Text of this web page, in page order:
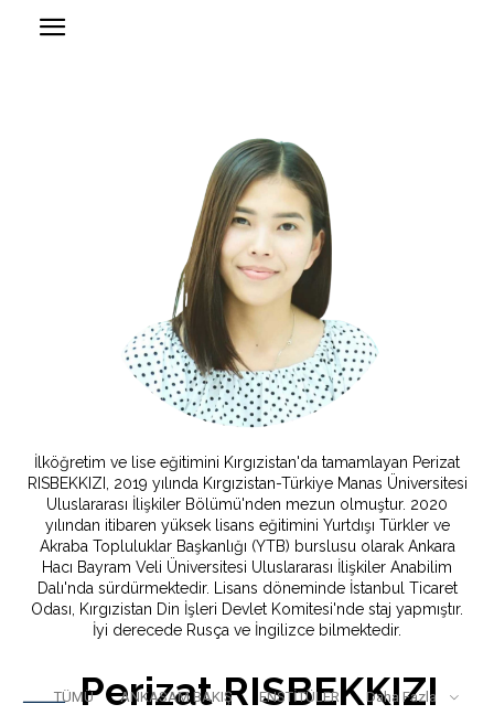
İlköğretim ve lise eğitimini Kırgızistan'da tamamlayan Perizat
RISBEKKIZI, 2019 yılında Kırgızistan-Türkiye Manas Üniversitesi
Uluslararası İlişkiler Bölümü'nden mezun olmuştur. 2020
yılından itibaren yüksek lisans eğitimini Yurtdışı Türkler ve
Akraba Topluluklar Başkanlığı (YTB) burslusu olarak Ankara
Hacı Bayram Veli Üniversitesi Uluslararası İlişkiler Anabilim
Dalı'nda sürdürmektedir. Lisans döneminde İstanbul Ticaret
Odası, Kırgızistan Din İşleri Devlet Komitesi'nde staj yapmıştır.
İyi derecede Rusça ve İngilizce bilmektedir.
Perizat RISBEKKIZI
TÜMÜ ANKASAM BAKIŞ ENSTİTÜLER Daha Fazla